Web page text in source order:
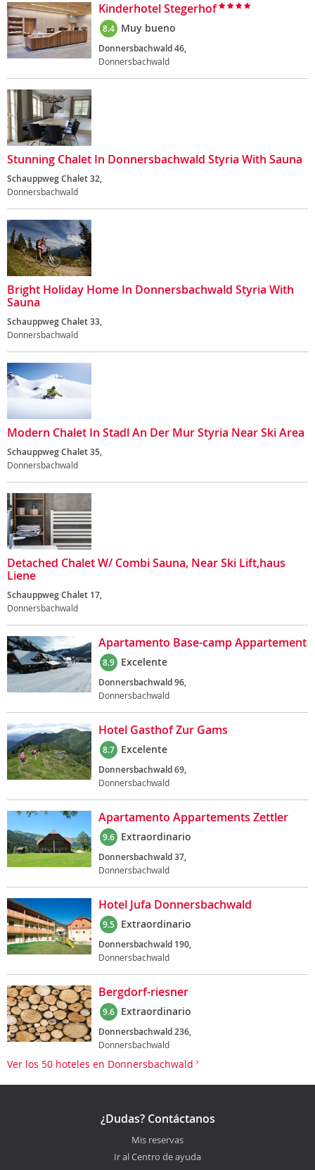
Kinderhotel Stegerhof
8.4 Muy bueno
Donnersbachwald 46,
Donnersbachwald
Stunning Chalet In Donnersbachwald Styria With Sauna
Schauppweg Chalet 32,
Donnersbachwald
Bright Holiday Home In Donnersbachwald Styria With
Sauna
Schauppweg Chalet 33,
Donnersbachwald
Modern Chalet In Stadl An Der Mur Styria Near Ski Area
Schauppweg Chalet 35,
Donnersbachwald
Detached Chalet W/ Combi Sauna, Near Ski Lift,haus
Liene
Schauppweg Chalet 17,
Donnersbachwald
Apartamento Base-camp Appartement
8.9 Excelente
Donnersbachwald 96,
Donnersbachwald
Hotel Gasthof Zur Gams
8.7 Excelente
Donnersbachwald 69,
Donnersbachwald
Apartamento Appartements Zettler
9.6 Extraordinario
Donnersbachwald 37,
Donnersbachwald
Hotel Jufa Donnersbachwald
9.5 Extraordinario
Donnersbachwald 190,
Donnersbachwald
Bergdorf-riesner
9.6 Extraordinario
Donnersbachwald 236,
Donnersbachwald
Ver los 50 hoteles en Donnersbachwald
¿Dudas? Contáctanos
Mis reservas
Ir al Centro de ayuda